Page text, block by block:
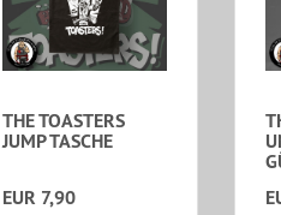
THE TOASTERS
JUMP TASCHE
EUR 7,90